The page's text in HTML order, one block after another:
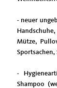
- neuer
Mütze,
-
Shampoo